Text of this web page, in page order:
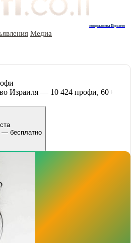
специалисты Израиля
Медиа
Израиля — 10 424 профи, 60+
— бесплатно